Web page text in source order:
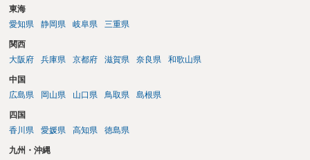
東海
愛知県
静岡県 岐阜県 三重県
関西
大阪府
兵庫県 京都府 滋賀県 奈良県 和歌山県
中国
広島県
岡山県 山口県 鳥取県 島根県
四国
香川県
愛媛県 高知県 徳島県
九州・沖縄